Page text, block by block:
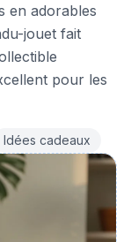
en adorables
jouet fait
pour les
Idées cadeaux